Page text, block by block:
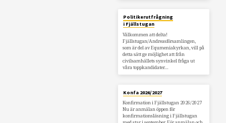
Politikerutfrågning
i Fjällstugan
Välkommen att delta!
Fjällstugan/Andreasförsamlingen,
som är del av Equmeniakyrkan, vill på
detta sätt ge möjlighet att från
civilsamhällets synvinkel fråga ut
våra toppkandidater…
Konfa 2026/2027
Konfirmation i Fjällstugan 2026/2027
Nu är anmälan öppen för
konfirmationsläsning i Fjällstugan